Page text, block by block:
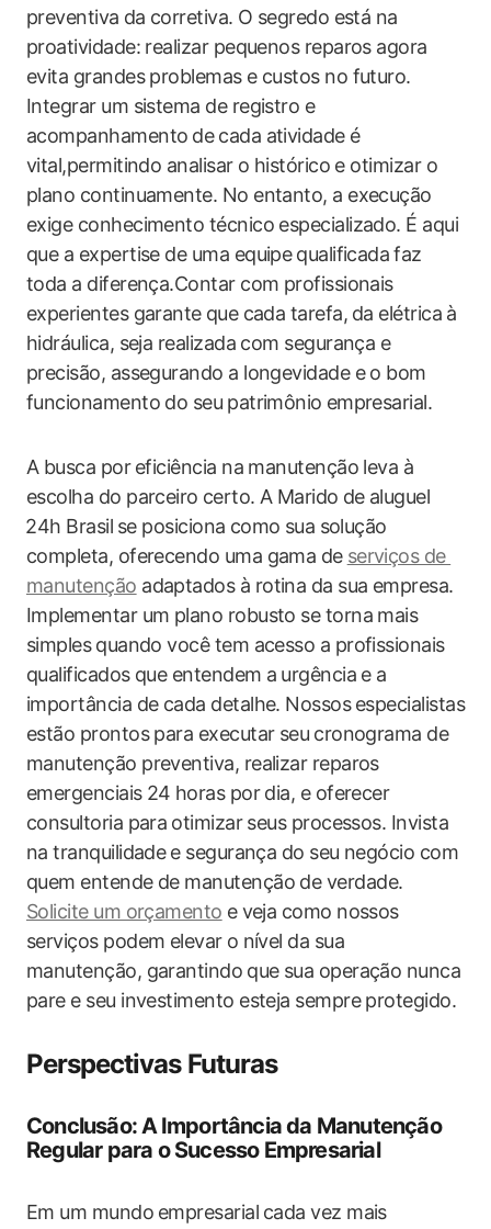
preventiva⁣ da corretiva. O segredo está na
proatividade: realizar pequenos reparos agora
evita ​grandes problemas e custos no futuro.
Integrar um sistema‍ de registro e
acompanhamento ⁢de⁢ cada ​atividade é⁤
vital,permitindo analisar o histórico ‍e‍ otimizar o
plano continuamente. No ‌entanto, ‍a execução
‍exige conhecimento técnico ‌especializado. É ‍aqui‌
que a ​expertise de uma equipe ⁢qualificada ⁢faz‍
toda a‌ diferença.Contar com profissionais⁣
experientes garante⁣ que cada tarefa,⁤ da elétrica ‌à​
hidráulica,‌ seja realizada com‍ segurança e
precisão, assegurando a longevidade‍ e o bom
funcionamento do seu⁣ patrimônio⁣ empresarial.
A busca por ⁤eficiência na manutenção leva‌ à⁤
escolha do parceiro⁣ certo. A Marido de ⁣aluguel
⁤24h Brasil ⁣se posiciona como ⁣sua solução
completa,‌ oferecendo ​uma gama de⁣ serviços de ​
manutenção ‍adaptados à rotina da sua empresa.
Implementar um plano‌ robusto se torna ​mais
simples⁣ quando você tem acesso a profissionais
qualificados que entendem a⁢ urgência e a
importância de‍ cada detalhe. Nossos ⁢especialistas
estão prontos para executar‌ seu ⁣cronograma ‌de
‌manutenção preventiva, realizar reparos‌
emergenciais ‍24 ⁤horas por dia, e oferecer
consultoria para⁣ otimizar ‍seus processos. Invista
na tranquilidade⁤ e segurança do seu negócio‍ com
quem‍ entende de manutenção ‍de verdade.
Solicite um orçamento e⁣ veja como nossos
‍serviços podem elevar⁤ o nível ‍da sua
manutenção, ‍garantindo⁣ que sua operação nunca⁣
pare e seu investimento esteja ​sempre protegido.
Perspectivas Futuras
Conclusão: A ⁣Importância‍ da Manutenção
Regular para o‍ Sucesso Empresarial
Em um mundo ⁣empresarial⁢ cada vez mais